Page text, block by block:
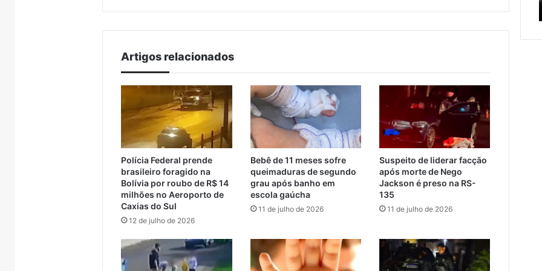
Artigos relacionados
Polícia Federal prende
brasileiro foragido na
Bolívia por roubo de R$ 14
milhões no Aeroporto de
Caxias do Sul
12 de julho de 2026
Bebê de 11 meses sofre
queimaduras de segundo
grau após banho em
escola gaúcha
11 de julho de 2026
Suspeito de liderar facção
após morte de Nego
Jackson é preso na RS-
135
11 de julho de 2026
das
externas
do
Brasil
manutenção